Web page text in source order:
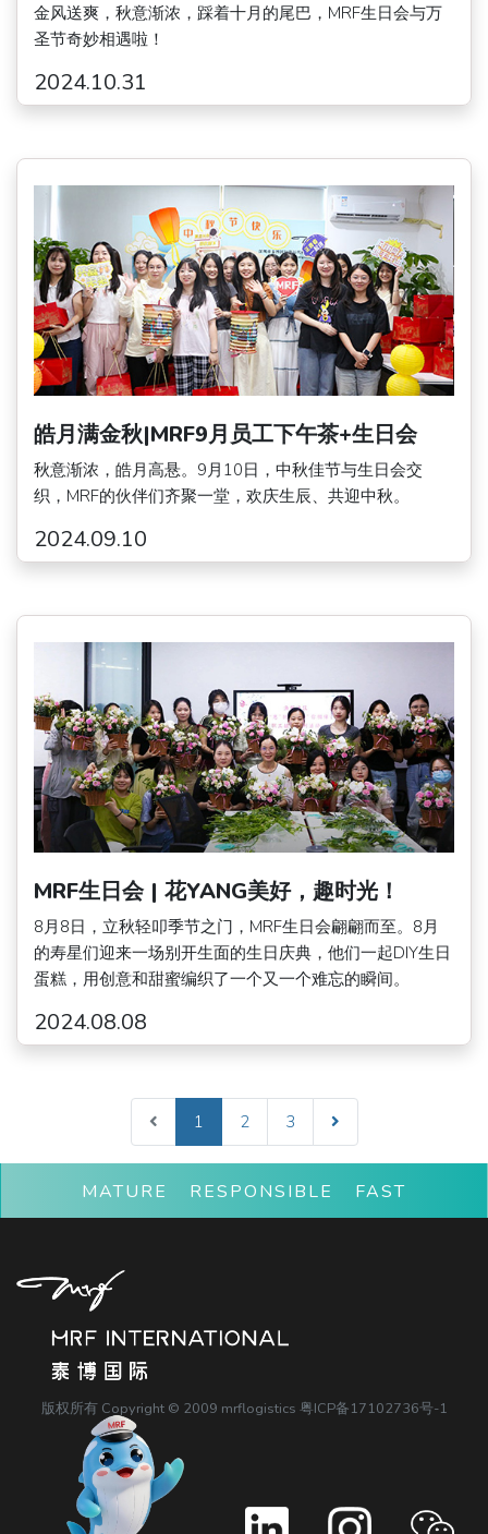
金风送爽，秋意渐浓，踩着十月的尾巴，MRF生日会与万
圣节奇妙相遇啦！
2024.10.31
皓月满金秋|MRF9月员工下午茶+生日会
秋意渐浓，皓月高悬。9月10日，中秋佳节与生日会交
织，MRF的伙伴们齐聚一堂，欢庆生辰、共迎中秋。
2024.09.10
MRF生日会 | 花YANG美好，趣时光！
8月8日，立秋轻叩季节之门，MRF生日会翩翩而至。8月
的寿星们迎来一场别开生面的生日庆典，他们一起DIY生日
蛋糕，用创意和甜蜜编织了一个又一个难忘的瞬间。
2024.08.08
1 2 3
MATURE RESPONSIBLE FAST
版权所有 Copyright © 2009 mrflogistics 粤ICP备17102736号-1